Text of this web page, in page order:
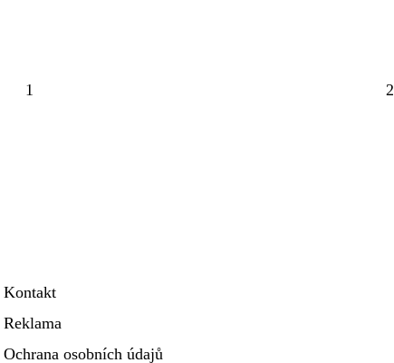
1 2
Kontakt
Reklama
Ochrana osobních údajů